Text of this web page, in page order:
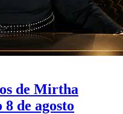
de Mirtha
8 de agosto